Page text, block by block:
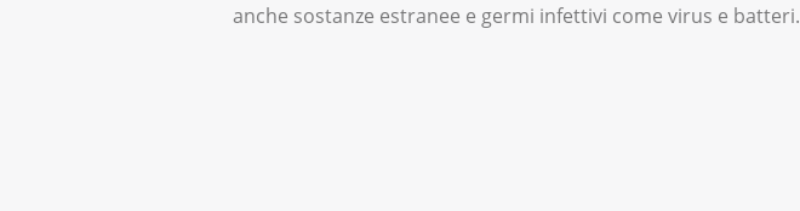
anche sostanze estranee e germi infettivi come virus e batteri.